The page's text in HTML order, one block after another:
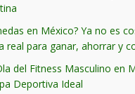
en México? Ya no es
real para ganar, ahorrar y
del Fitness Masculino en
Deportiva Ideal